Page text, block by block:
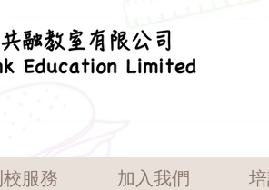
服務 加入我們